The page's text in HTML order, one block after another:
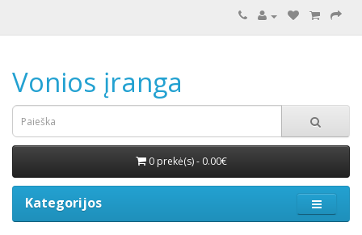
Vonios įranga
0 prekė(s) - 0.00€
Kategorijos